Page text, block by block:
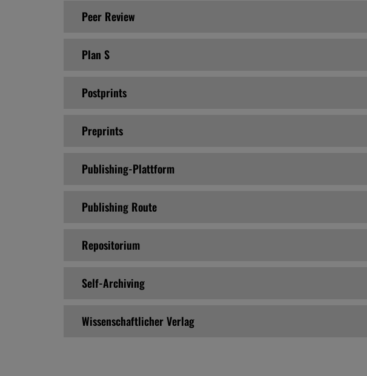
Peer Review
Plan S
Postprints
Preprints
Publishing-Plattform
Publishing Route
Repositorium
Self-Archiving
Wissenschaftlicher Verlag